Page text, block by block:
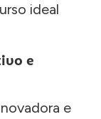
ideal
e
e